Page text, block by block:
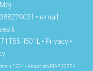
• e-mail:
• Privacy •
n.1234 • Associato FIAP 22884